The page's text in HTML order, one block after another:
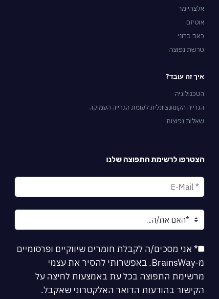
אלצהיימר
אוטיזם
כאב כרוני
טרשת נפוצה
איך זה עובד?
הטכנולוגיה
הגרייה הקונוונציונלית לעומת הגרייה העמוקה
שאלות נפוצות
הצטרפו לרשימת התפוצה שלנו
* אני מסכים/ה לקבלת חומרים שיווקיים ופרסומיים
מ-BrainsWay. באפשרותי להסיר את עצמי
מרשימת התפוצה בכל עת באמצעות לחיצה על
הקישור בהודעות הדואר האלקטרוני שאקבל.